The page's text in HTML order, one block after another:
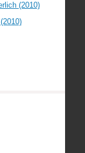
(2010)